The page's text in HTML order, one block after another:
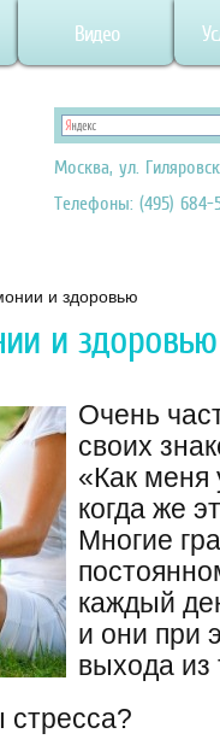
Видео
Москва, ул.
Телефоны: (495) 684-
и здоровью
и здоровью
Очень
своих
«Как
когда же
Многие
каждый
и они при
выхода из
стресса?